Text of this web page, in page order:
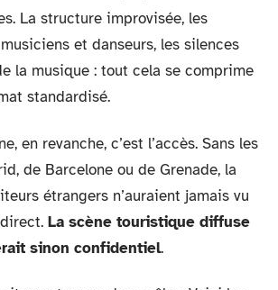
La structure improvisée, les
et danseurs, les silences
la musique : tout cela se comprime
standardisé.
en revanche, c’est l’accès. Sans les
de Barcelone ou de Grenade, la
étrangers n’auraient jamais vu
La scène touristique diffuse
sinon confidentiel.